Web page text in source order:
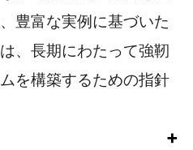
豊富な実例に基づいた
、長期にわたって強靭
を構築するための指針